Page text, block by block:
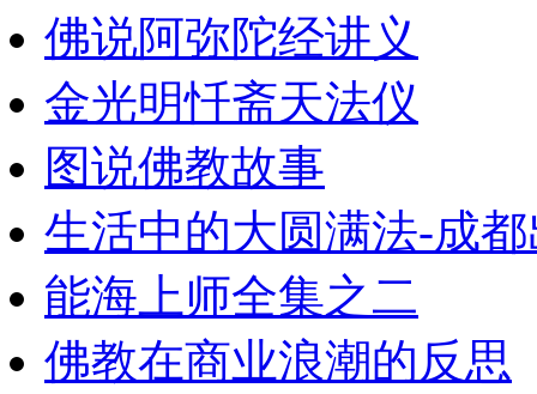
佛说阿弥陀经讲义
金光明忏斋天法仪
图说佛教故事
生活中的大圆满法-成
能海上师全集之二
佛教在商业浪潮的反思